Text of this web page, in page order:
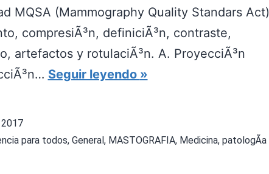
MQSA (Mammography Quality Standars Act)
compresiÃ³n, definiciÃ³n, contraste,
artefactos y rotulaciÃ³n. A. ProyecciÃ³n
Seguir leyendo P
Y
para todos, General , MASTOGRAFIA, Medicina, patologÃ­a